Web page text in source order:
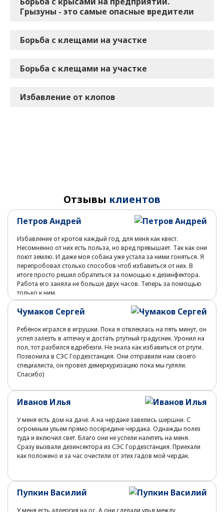
Грызуны - это самые опасные вредители
Борьба с клещами на участке
Борьба с клещами на участке
Избавление от клопов
Отзывы клиентов
Петров Андрей
Избавление от кротов каждый год, для меня как квест.
Несомненно от них есть польза, но вред превышает. Так как они
поют землю. И даже моя собака уже устала за ними гоняться. Я
перепробовал столько способов чтоб избавиться от них. В
итоге просто решил обратиться за помощью к дезинфектора.
Работа его заняла не больше двух часов. Теперь за помощью
только к ним.
Чумаков Сергей
Ребёнок игрался в игрушки. Пока я отвлеклась на пять минут, он
успел залезть в аптечку и достать ртутный градусник. Уронил на
пол, тот разбился вдребезги. Не знала как избавиться от ртути.
Позвонила в СЭС Гордезстанция. Они отправили нам своего
специалиста, он провел демеркуризацию пока мы гуляли.
Спасибо)
Иванов Илья
У меня есть дом на даче. А на чердаке завелись шершни. С
огромным ульем прямо посередине чердака. Однажды полез
туда и включил свет. Благо они не успели налететь на меня.
Сразу вызвали дезинсектора из СЭС Гордезстанция. Приехали
как положено и за час очистили от этих гадов мой чердак.
Пупкин Василий